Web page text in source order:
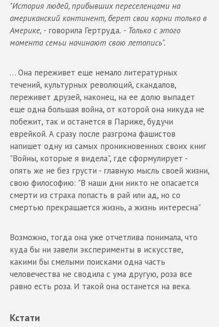
"История людей, прибывших переселенцами на
американский континент, берет свои корни только в
Америке, - говорила Гертруда. - Только с этого
момента семьи начинают свою летопись".
… Она переживет еще немало литературных
течений, культурных революций, скандалов,
переживет друзей, наконец, на ее долю выпадет
еще одна большая война, от которой она никуда не
побежит, так и останется в Париже, будучи
еврейкой. А сразу после разгрома фашистов
напишет одну из самых проникновенных своих книг
"Войны, которые я видела", где сформулирует -
опять же не без грусти - главную мысль своей жизни,
свою философию: "В наши дни никто не опасается
смерти из страха попасть в рай или ад, но со
смертью прекращается жизнь, а жизнь интересна"
Возможно, тогда она уже отчетлива понимала, что
куда бы ни завели эксперименты в искусстве,
какими бы смелыми поисками одна часть
человечества не сводила с ума другую, роза все
равно есть роза. И такой она останется на века.
Кстати